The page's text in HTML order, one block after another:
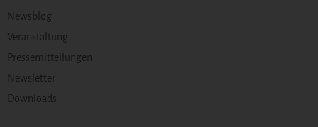
Newsblog
Veranstaltung
Pressemitteilungen
Newsletter
Downloads